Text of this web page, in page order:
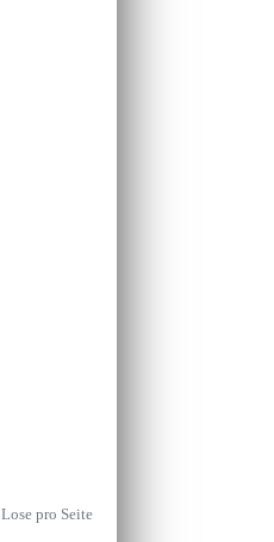
Lose pro Seite